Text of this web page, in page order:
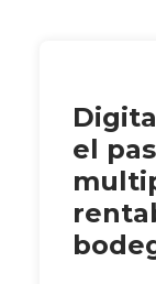
el